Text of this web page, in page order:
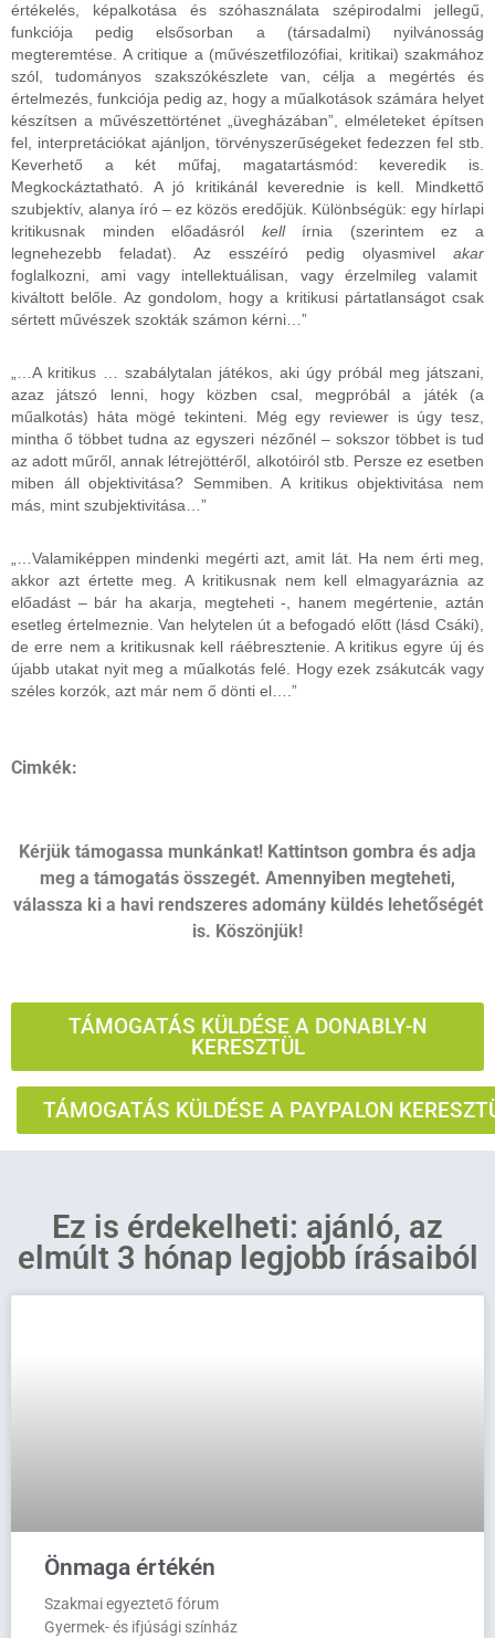
értékelés, képalkotása és szóhasználata szépirodalmi jellegű,
funkciója pedig elsősorban a (társadalmi) nyilvánosság
megteremtése. A critique a (művészetfilozófiai, kritikai) szakmához
szól, tudományos szakszókészlete van, célja a megértés és
értelmezés, funkciója pedig az, hogy a műalkotások számára helyet
készítsen a művészettörténet „üvegházában”, elméleteket építsen
fel, interpretációkat ajánljon, törvényszerűségeket fedezzen fel stb.
Keverhető a két műfaj, magatartásmód: keveredik is.
Megkockáztatható. A jó kritikánál keverednie is kell. Mindkettő
szubjektív, alanya író – ez közös eredőjük. Különbségük: egy hírlapi
kritikusnak minden előadásról kellírnia (szerintem ez a
legnehezebb feladat). Az esszéíró pedig olyasmivel akar
foglalkozni, ami vagy intellektuálisan, vagy érzelmileg valamit
kiváltott belőle. Az gondolom, hogy a kritikusi pártatlanságot csak
sértett művészek szokták számon kérni…”
„…A kritikus … szabálytalan játékos, aki úgy próbál meg játszani,
azaz játszó lenni, hogy közben csal, megpróbál a játék (a
műalkotás) háta mögé tekinteni. Még egy reviewer is úgy tesz,
mintha ő többet tudna az egyszeri nézőnél – sokszor többet is tud
az adott műről, annak létrejöttéről, alkotóiról stb. Persze ez esetben
miben áll objektivitása? Semmiben. A kritikus objektivitása nem
más, mint szubjektivitása…”
„…Valamiképpen mindenki megérti azt, amit lát. Ha nem érti meg,
akkor azt értette meg. A kritikusnak nem kell elmagyaráznia az
előadást – bár ha akarja, megteheti -, hanem megértenie, aztán
esetleg értelmeznie. Van helytelen út a befogadó előtt (lásd Csáki),
de erre nem a kritikusnak kell ráébresztenie. A kritikus egyre új és
újabb utakat nyit meg a műalkotás felé. Hogy ezek zsákutcák vagy
széles korzók, azt már nem ő dönti el….”
Cimkék:
Kérjük támogassa munkánkat! Kattintson gombra és adja
meg a támogatás összegét. Amennyiben megteheti,
válassza ki a havi rendszeres adomány küldés lehetőségét
is. Köszönjük!
TÁMOGATÁS KÜLDÉSE A DONABLY-N
KERESZTÜL
TÁMOGATÁS KÜLDÉSE A PAYPALON
Ez is érdekelheti: ajánló, az
elmúlt 3 hónap legjobb írásaiból
Önmaga értékén
Szakmai egyeztető fórum
Gyermek- és ifjúsági színház